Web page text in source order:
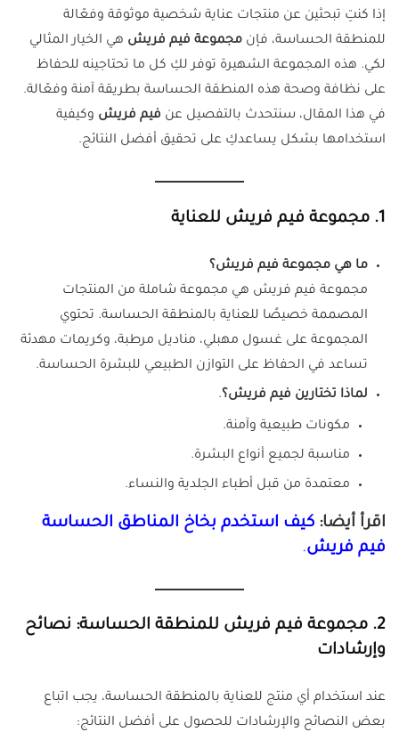
إذا كنتِ تبحثين عن منتجات عناية شخصية موثوقة وفعّالة
للمنطقة الحساسة، فإن مجموعة فيم فريش هي الخيار المثالي
لكي. هذه المجموعة الشهيرة توفر لكِ كل ما تحتاجينه للحفاظ
على نظافة وصحة هذه المنطقة الحساسة بطريقة آمنة وفعّالة.
في هذا المقال، سنتحدث بالتفصيل عن فيم فريش وكيفية
استخدامها بشكل يساعدكِ على تحقيق أفضل النتائج.
1. مجموعة فيم فريش للعناية
ما هي مجموعة فيم فريش؟
مجموعة فيم فريش هي مجموعة شاملة من المنتجات
المصممة خصيصًا للعناية بالمنطقة الحساسة. تحتوي
المجموعة على غسول مهبلي، مناديل مرطبة، وكريمات مهدئة
تساعد في الحفاظ على التوازن الطبيعي للبشرة الحساسة.
لماذا تختارين فيم فريش؟.
مكونات طبيعية وآمنة.
مناسبة لجميع أنواع البشرة.
معتمدة من قبل أطباء الجلدية والنساء.
اقرأ أيضا: كيف استخدم بخاخ المناطق الحساسة
فيم فريش.
2. مجموعة فيم فريش للمنطقة الحساسة: نصائح
وإرشادات
عند استخدام أي منتج للعناية بالمنطقة الحساسة، يجب اتباع
بعض النصائح والإرشادات للحصول على أفضل النتائج: